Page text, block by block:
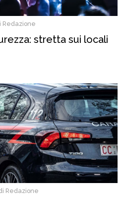
Redazione
stretta sui locali
Redazione